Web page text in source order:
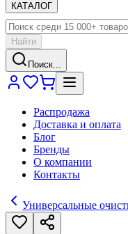
КАТАЛОГ
Найти
Поиск...
Распродажа
Доставка и оплата
Блог
Бренды
О компании
Контакты
Универсальные